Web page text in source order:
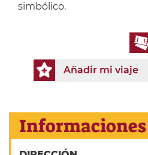
simbólico.
Añadir mi viaje
Informaciones